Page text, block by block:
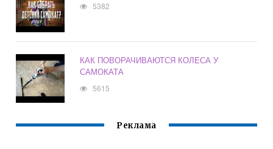
5382
КАК ПОВОРАЧИВАЮТСЯ КОЛЕСА У
САМОКАТА
5615
Реклама